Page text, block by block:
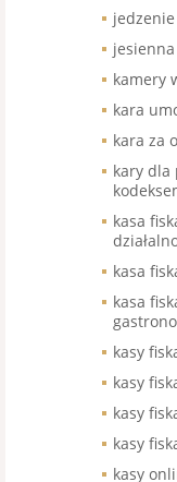
kamery
kara
kara za
kary dla
kasa
kasa
kasa
kasy
kasy
kasy
kasy
kasy